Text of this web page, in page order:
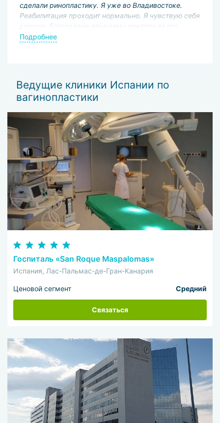
сделали ринопластику. Я уже во Владивостоке.
Реабилитация проходит нормально. Я чувствую себя
хорошо. Благодарна лечащему доктору за его
поддержку. Все вопросы, которые возникали во
Подробнее
Ведущие клиники Испании по
вагинопластики
Госпиталь «San Roque Maspalomas»
Испания, Лас-Пальмас-де-Гран-Канария
Ценовой сегмент Средний
Связаться